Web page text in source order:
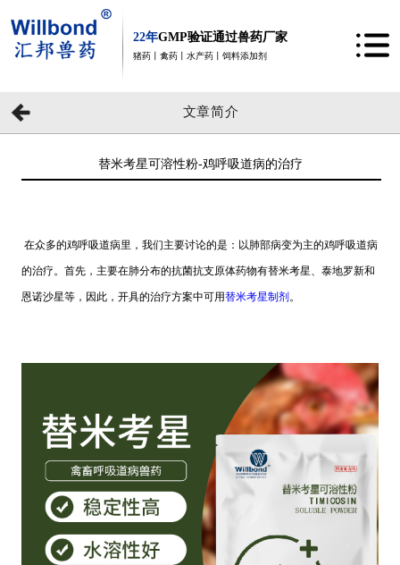
22年GMP验证通过兽药厂家
猪药丨禽药丨水产药丨饲料添加剂
文章简介
替米考星可溶性粉-鸡呼吸道病的治疗
在众多的鸡呼吸道病里，我们主要讨论的是：以肺部病变为主的鸡呼吸道病
的治疗。首先，主要在肺分布的抗菌抗支原体药物有替米考星、泰地罗新和
恩诺沙星等，因此，开具的治疗方案中可用替米考星制剂 。